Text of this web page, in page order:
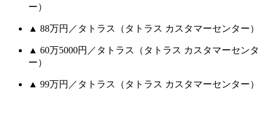
ー）
▲ 88万円／タトラス（タトラス カスタマーセンター）
▲ 60万5000円／タトラス（タトラス カスタマーセンタ
ー）
▲ 99万円／タトラス（タトラス カスタマーセンター）